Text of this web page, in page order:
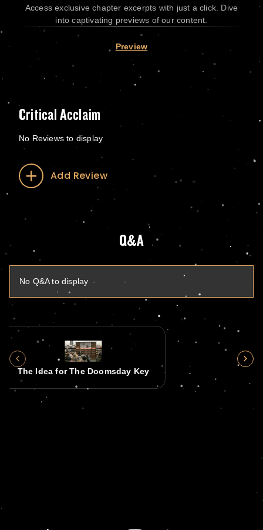
Access exclusive chapter excerpts with just a click. Dive
into captivating previews of our content.
Preview
Critical Acclaim
No Reviews to display
Add Review
Q&A
No Q&A to display
The Idea for The Doomsday Key